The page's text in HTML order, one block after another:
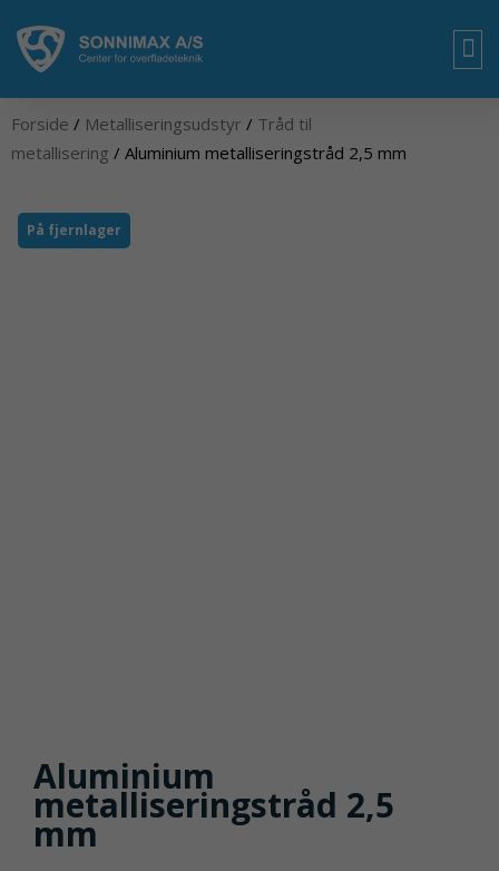
indholdet
Forside / Metalliseringsudstyr / Tråd til
metallisering / Aluminium metalliseringstråd 2,5 mm
Aluminium
metalliseringstråd 2,5
mm
På fjernlager